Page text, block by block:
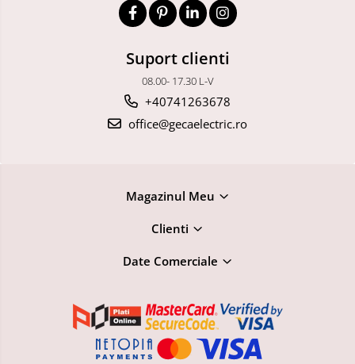
Suport clienti
08.00- 17.30 L-V
+40741263678
office@gecaelectric.ro
Magazinul Meu
Clienti
Date Comerciale